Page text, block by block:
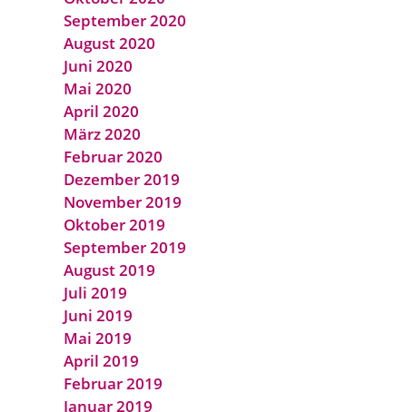
September 2020
August 2020
Juni 2020
Mai 2020
April 2020
März 2020
Februar 2020
Dezember 2019
November 2019
Oktober 2019
September 2019
August 2019
Juli 2019
Juni 2019
Mai 2019
April 2019
Februar 2019
Januar 2019